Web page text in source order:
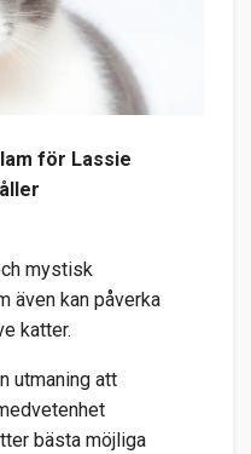
för Lassie
mystisk
även kan påverka
katter.
utmaning att
bästa möjliga